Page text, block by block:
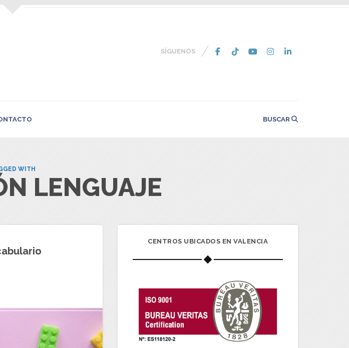
SÍGUENOS
BUSCAR
WITH
LENGUAJE
CENTROS UBICADOS EN VALENCIA